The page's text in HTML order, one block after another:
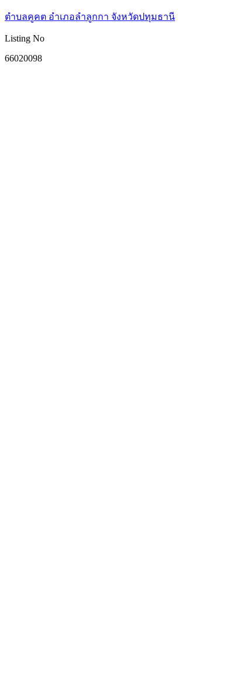
ตำบลคูคต อำเภอลำลูกกา จังหวัดปทุมธานี
Listing No
66020098